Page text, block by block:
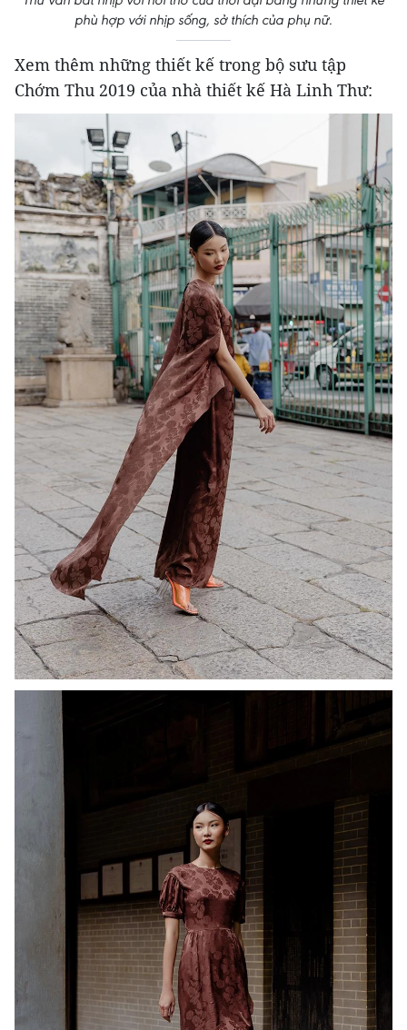
phù hợp với nhịp sống, sở thích của phụ nữ.
Xem thêm những thiết kế trong bộ sưu tập
Chớm Thu 2019 của nhà thiết kế Hà Linh Thư: